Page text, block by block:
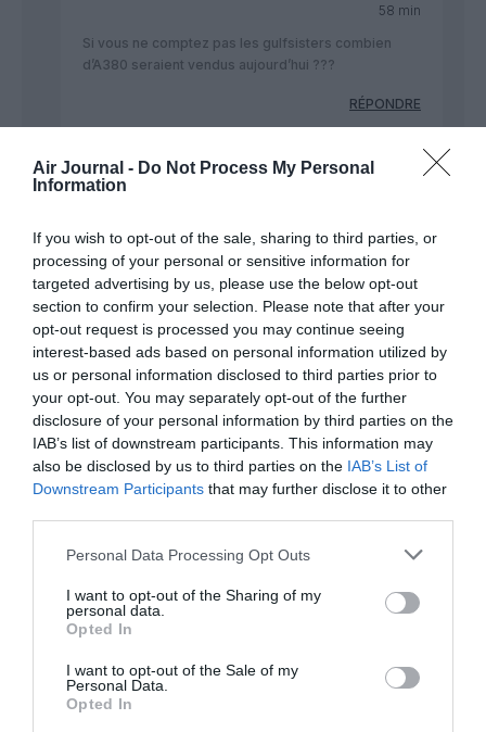
Air Journal - Do Not Process My Personal
Information
If you wish to opt-out of the sale, sharing to third parties, or
processing of your personal or sensitive information for
targeted advertising by us, please use the below opt-out
section to confirm your selection. Please note that after your
opt-out request is processed you may continue seeing
interest-based ads based on personal information utilized by
us or personal information disclosed to third parties prior to
your opt-out. You may separately opt-out of the further
disclosure of your personal information by third parties on the
IAB’s list of downstream participants. This information may
also be disclosed by us to third parties on the IAB’s List of
Downstream Participants that may further disclose it to other
Personal Data Processing Opt Outs
I want to opt-out of the Sharing of my
personal data.
Opted In
I want to opt-out of the Sale of my
Personal Data.
Opted In
58 min
Si vous ne comptez pas les gulfsisters combien
d’A380 seraient vendus aujourd’hui ???
RÉPONDRE
min
le rêve quoi !!
https://www.youtube.com/watch?t=59&v=F_ZnqlbqQRI
RÉPONDRE
Erik de Nice
9 octobre 2015 - 12 h 38
Avec des “si” on met Paris en bouteille..
Erik de Nicea commenté :
9 octobre 2015 - 12 h 57
AF : 12 (10 livré)
Asia n’a : 6
BA : 12